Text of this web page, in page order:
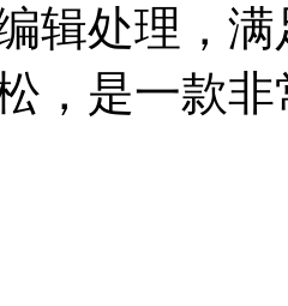
辑处理，
，是一款